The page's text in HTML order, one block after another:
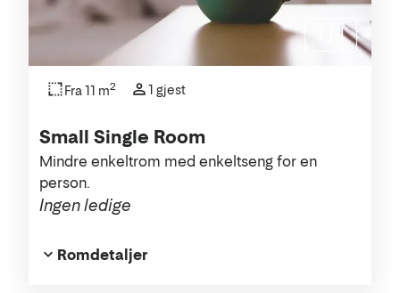
Small Single Room
Ingen ledige
Mindre enkeltrom med enkeltseng for en
person.
Fra 11 m2 1 gjest
Romdetaljer
1